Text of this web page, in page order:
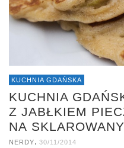
KUCHNIA GDAŃSKA
KUCHNIA
Z JABŁKIEM
NA
NERDY 30/11/2014